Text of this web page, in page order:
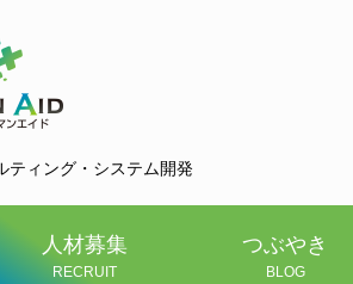
ティング・システム開発
人材募集
RECRUIT
つぶやき
BLOG